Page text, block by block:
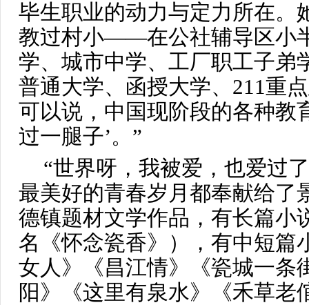
毕生职业的动力与定力所在。
教过村小——在公社辅导区小
学、城市中学、工厂职工子弟
普通大学、函授大学、211重
可以说，中国现阶段的各种教
过一腿子’。”
“世界呀，我被爱，也爱过
最美好的青春岁月都奉献给了
德镇题材文学作品，有长篇小
名《怀念瓷香》），有中短篇
女人》《昌江情》《瓷城一条
阳》《这里有泉水》《禾草老